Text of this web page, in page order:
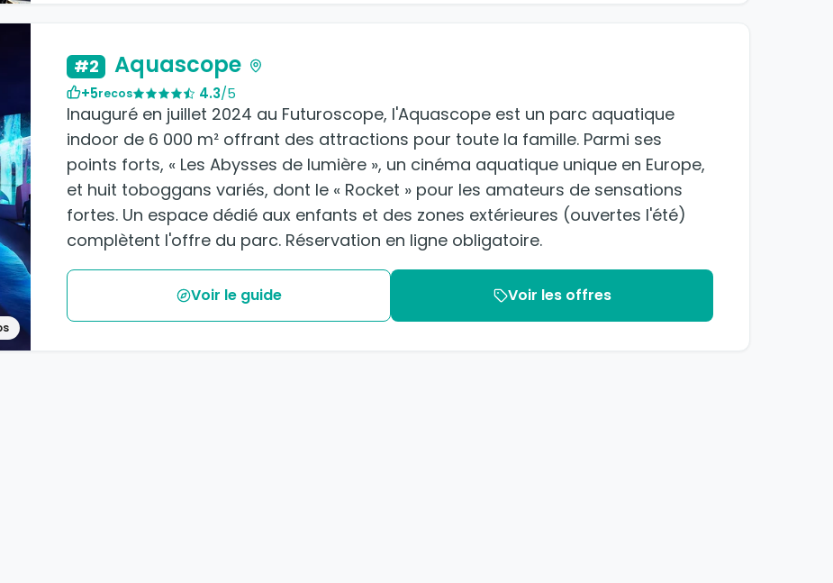
#2 Aquascope
+5recos 4.3/5
Inauguré en juillet 2024 au Futuroscope, l'Aquascope est un parc aquatique
indoor de 6 000 m² offrant des attractions pour toute la famille. Parmi ses
points forts, « Les Abysses de lumière », un cinéma aquatique unique en Europe,
et huit toboggans variés, dont le « Rocket » pour les amateurs de sensations
fortes. Un espace dédié aux enfants et des zones extérieures (ouvertes l'été)
complètent l'offre du parc. Réservation en ligne obligatoire.
Voir le guide Voir les offres